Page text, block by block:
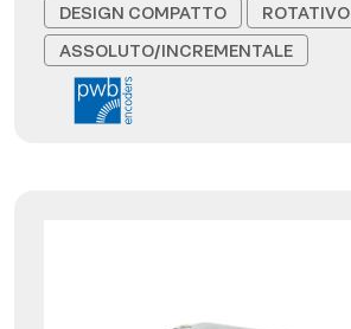
DESIGN COMPATTO
ROTATIVO
ASSOLUTO/INCREMENTALE